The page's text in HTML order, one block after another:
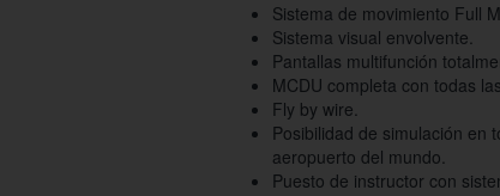
Sistema de movimiento Full
Sistema visual envolvente.
Pantallas multifunción
MCDU completa con todas
Fly by wire.
Posibilidad de simulación en
aeropuerto del mundo.
Puesto de instructor con